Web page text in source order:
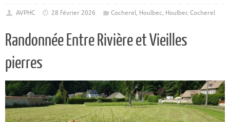
AVPHC 28 février 2026 Cocherel, Houlbec, Houlbec Cocherel
Randonnée Entre Rivière et Vieilles
pierres